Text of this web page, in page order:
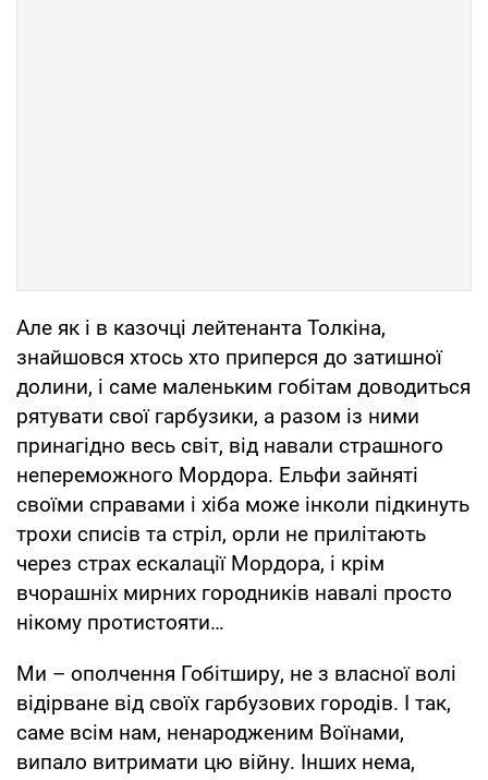
Але як і в казочці лейтенанта Толкіна,
знайшовся хтось хто приперся до затишної
долини, і саме маленьким гобітам доводиться
рятувати свої гарбузики, а разом із ними
принагідно весь світ, від навали страшного
непереможного Мордора. Ельфи зайняті
своїми справами і хіба може інколи підкинуть
трохи списів та стріл, орли не прилітають
через страх ескалації Мордора, і крім
вчорашніх мирних городників навалі просто
нікому протистояти…
Ми – ополчення Гобітширу, не з власної волі
відірване від своїх гарбузових городів. І так,
саме всім нам, ненародженим Воїнами,
випало витримати цю війну. Інших нема,